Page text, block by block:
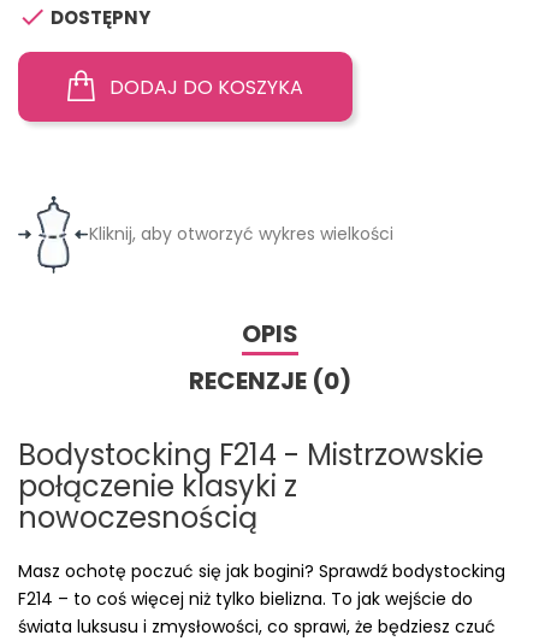
 DOSTĘPNY
DODAJ DO KOSZYKA
Kliknij, aby otworzyć wykres wielkości
OPIS
RECENZJE (0)
Bodystocking F214 - Mistrzowskie
połączenie klasyki z
nowoczesnością
Masz ochotę poczuć się jak bogini? Sprawdź bodystocking
F214 – to coś więcej niż tylko bielizna. To jak wejście do
świata luksusu i zmysłowości, co sprawi, że będziesz czuć